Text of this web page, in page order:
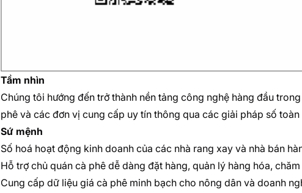
Tầm nhìn
Chúng tôi hướng đến trở thành nền tảng công nghệ hàng đầu
phê và các đơn vị cung cấp uy tín thông qua các giải pháp số toàn
Sứ mệnh
Số hoá hoạt động kinh doanh của các nhà rang xay và nhà bán
Hỗ trợ chủ quán cà phê dễ dàng đặt hàng, quản lý hàng hóa,
Cung cấp dữ liệu giá cà phê minh bạch cho nông dân và doanh